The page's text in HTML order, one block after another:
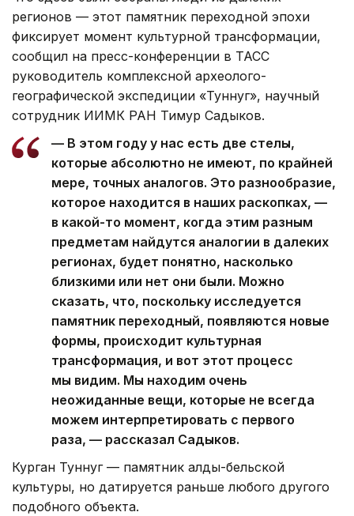
регионов — этот памятник переходной эпохи
фиксирует момент культурной трансформации,
сообщил на пресс-конференции в ТАСС
руководитель комплексной археолого-
географической экспедиции «Туннуг», научный
сотрудник ИИМК РАН Тимур Садыков.
— В этом году у нас есть две стелы,
которые абсолютно не имеют, по крайней
мере, точных аналогов. Это разнообразие,
которое находится в наших раскопках, —
в какой-то момент, когда этим разным
предметам найдутся аналогии в далеких
регионах, будет понятно, насколько
близкими или нет они были. Можно
сказать, что, поскольку исследуется
памятник переходный, появляются новые
формы, происходит культурная
трансформация, и вот этот процесс
мы видим. Мы находим очень
неожиданные вещи, которые не всегда
можем интерпретировать с первого
раза, — рассказал Садыков.
Курган Туннуг — памятник алды-бельской
культуры, но датируется раньше любого другого
подобного объекта.